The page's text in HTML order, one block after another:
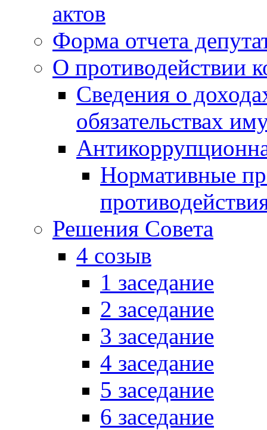
актов
Форма отчета
О противодействии
Сведения о
обязательствах
Нормативные
Решения Совета
4 созыв
1 заседание
2 заседание
3 заседание
4 заседание
5 заседание
6 заседание